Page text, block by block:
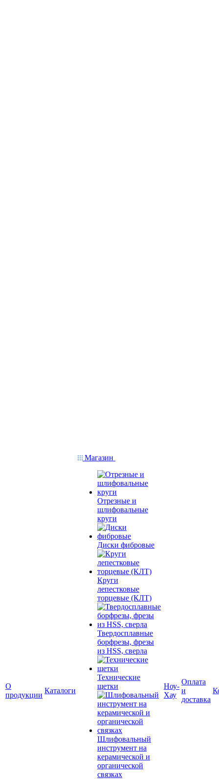
О
продукции
Каталоги
Магазин
Отрезные и
шлифовальные
круги
Диски фибровые
Круги
лепестковые
торцевые (КЛТ)
Твердосплавные
борфрезы, фрезы
из HSS, сверла
Технические
щетки
Шлифовальный
инструмент на
керамической и
органической
связках
Ноу-
Хау
Оплата
и
доставка